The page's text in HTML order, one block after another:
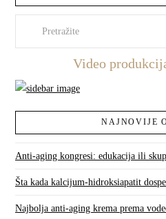
Video
NAJNOVIJE
Anti-aging kongresi: edukacija ili
Šta kada kalcijum-hidroksiapatit
Najbolja anti-aging krema prema